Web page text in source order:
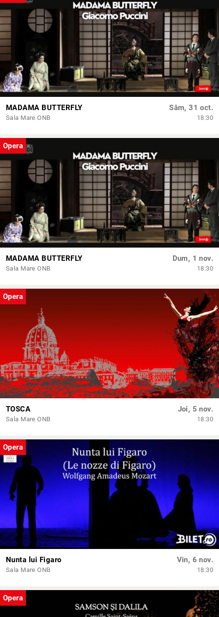
MADAMA BUTTERFLY
Sala Mare ONB
Sâm, 31 oct.
18:30
Opera
MADAMA BUTTERFLY
Sala Mare ONB
Dum, 1 nov.
18:30
Opera
TOSCA
Sala Mare ONB
Joi, 5 nov.
18:30
Opera
Nunta lui Figaro
Sala Mare ONB
Vin, 6 nov.
18:30
Opera